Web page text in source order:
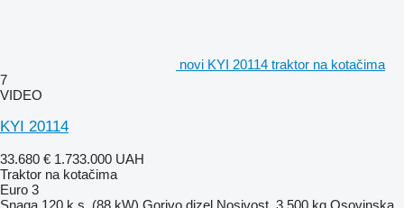
novi KYI 20114 traktor na kotačima
7
VIDEO
KYI 20114
33.680 € 1.733.000 UAH
Traktor na kotačima
Euro 3
Snaga 120 k.s. (88 kW) Gorivo dizel Nosivost 3.500 kg Osovinska